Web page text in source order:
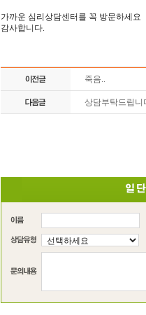
가까운 심리상담센터를 꼭 방문하세요
감사합니다.
죽음..
상담부탁드립니